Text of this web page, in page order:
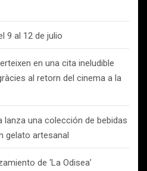
9 al 12 de julio
en una cita ineludible
al retorn del cinema a la
lanza una colección de bebidas
gelato artesanal
de ‘La Odisea’